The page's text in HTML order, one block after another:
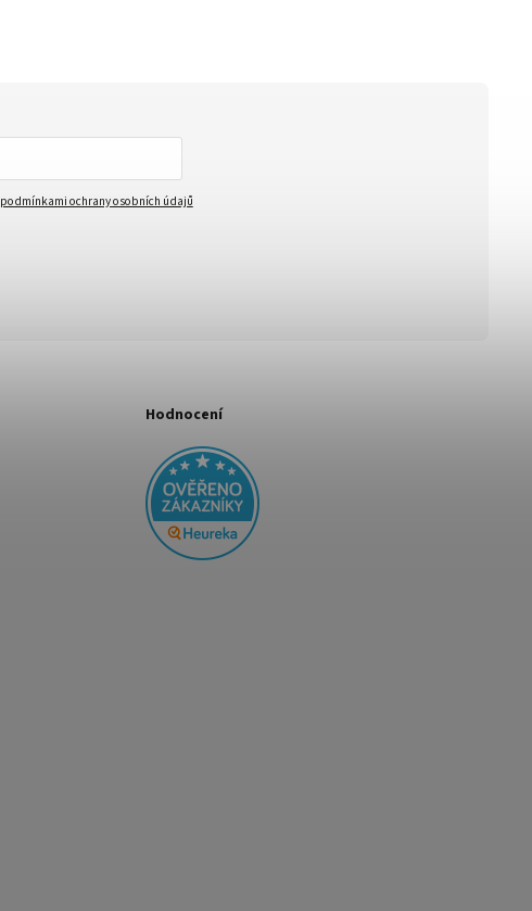
podmínkami ochrany osobních údajů
Hodnocení